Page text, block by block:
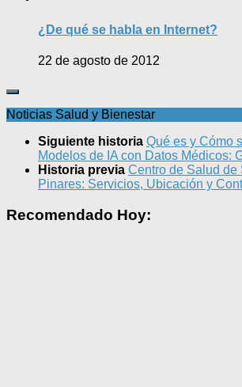
¿De qué se habla en Internet?
22 de agosto de 2012
Noticias Salud y Bienestar
Siguiente historia Qué es y Cómo
Modelos de IA con Datos Médicos:
Historia previa Centro de Salud de
Pinares: Servicios, Ubicación y
Recomendado Hoy: